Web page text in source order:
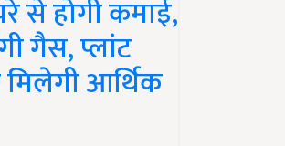
से होगी कमाई,
गैस, प्लांट
आर्थिक